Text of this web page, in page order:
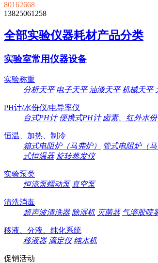
80162668
13825061258
全部实验仪器耗材产品分类
实验室常用仪器设备
实验称重
分析天平 电子天平 油漆天平 机械天平
PH计/水份仪/电导率仪
台式PH计 便携式PH计 卤素、红外水
恒温、加热、制冷
箱式电阻炉（马弗炉）
管式电阻炉（马
式恒温器 旋转蒸发仪
实验泵类
恒流泵蠕动泵 真空泵
清洗消毒
超声波清洗器 除湿机 灭菌器 气溶胶喷
移液、分液、纯化系统
移液器 滴定仪 纯水机
促销活动